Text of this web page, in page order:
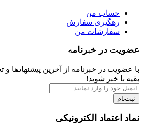
حساب من
رهگیری سفارش
سفارشات من
عضویت در خبرنامه
با عضویت در خبرنامه از آخرین پیشنهادها و
بقیه با خبر شوید!
ثبت‌نام
نماد اعتماد الکترونیکی